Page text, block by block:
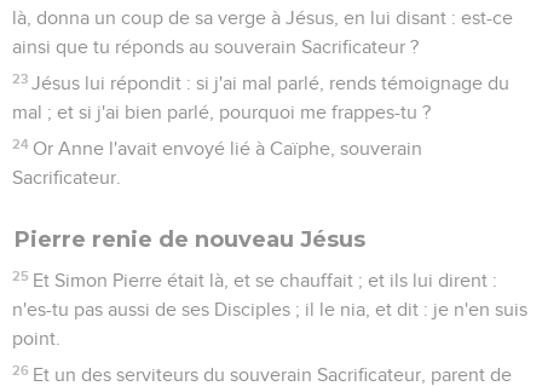
là, donna un coup de sa verge à Jésus, en lui disant : est-ce
ainsi que tu réponds au souverain Sacrificateur ?
23 Jésus lui répondit : si j'ai mal parlé, rends témoignage du
mal ; et si j'ai bien parlé, pourquoi me frappes-tu ?
24 Or Anne l'avait envoyé lié à Caïphe, souverain
Sacrificateur.
Pierre renie de nouveau Jésus
25 Et Simon Pierre était là, et se chauffait ; et ils lui dirent :
n'es-tu pas aussi de ses Disciples ; il le nia, et dit : je n'en suis
point.
26 Et un des serviteurs du souverain Sacrificateur, parent de